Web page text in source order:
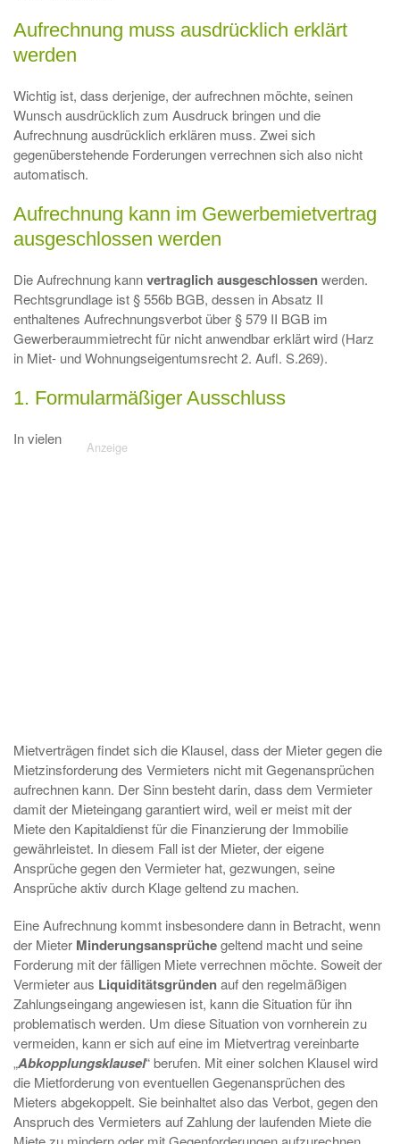
Aufrechnung muss ausdrücklich erklärt
werden
Wichtig ist, dass derjenige, der aufrechnen möchte, seinen
Wunsch ausdrücklich zum Ausdruck bringen und die
Aufrechnung ausdrücklich erklären muss. Zwei sich
gegenüberstehende Forderungen verrechnen sich also nicht
automatisch.
Aufrechnung kann im Gewerbemietvertrag
ausgeschlossen werden
Die Aufrechnung kannvertraglich ausgeschlossenwerden.
Rechtsgrundlage ist § 556b BGB, dessen in Absatz II
enthaltenes Aufrechnungsverbot über § 579 II BGB im
Gewerberaummietrecht für nicht anwendbar erklärt wird (Harz
in Miet- und Wohnungseigentumsrecht 2. Aufl. S.269).
1. Formularmäßiger Ausschluss
In vielen
Mietverträgen findet sich die Klausel, dass der Mieter gegen die
Mietzinsforderung des Vermieters nicht mit Gegenansprüchen
aufrechnen kann. Der Sinn besteht darin, dass dem Vermieter
damit der Mieteingang garantiert wird, weil er meist mit der
Miete den Kapitaldienst für die Finanzierung der Immobilie
gewährleistet. In diesem Fall ist der Mieter, der eigene
Ansprüche gegen den Vermieter hat, gezwungen, seine
Ansprüche aktiv durch Klage geltend zu machen.
Eine Aufrechnung kommt insbesondere dann in Betracht, wenn
der Mieter Minderungsansprüchegeltend macht und seine
Forderung mit der fälligen Miete verrechnen möchte. Soweit der
Vermieter aus Liquiditätsgründenauf den regelmäßigen
Zahlungseingang angewiesen ist, kann die Situation für ihn
problematisch werden. Um diese Situation von vornherein zu
vermeiden, kann er sich auf eine im Mietvertrag vereinbarte
„Abkopplungsklausel“ berufen. Mit einer solchen Klausel wird
die Mietforderung von eventuellen Gegenansprüchen des
Mieters abgekoppelt. Sie beinhaltet also das Verbot, gegen den
Anspruch des Vermieters auf Zahlung der laufenden Miete die